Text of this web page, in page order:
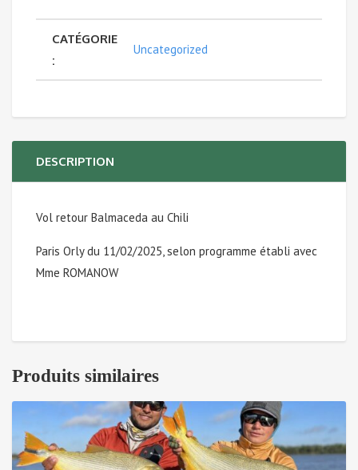
Vols
pêche
en
ARGENTINE
CATÉGORIE
:
Uncategorized
DESCRIPTION
Vol retour Balmaceda au Chili
Paris Orly du 11/02/2025, selon programme établi avec
Mme ROMANOW
Produits similaires